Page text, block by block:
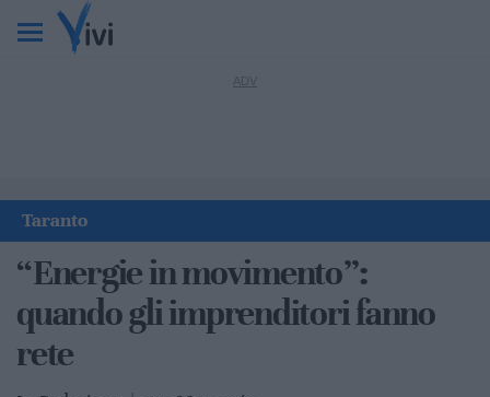
Taranto
“Energie in movimento”:
quando gli imprenditori fanno
rete